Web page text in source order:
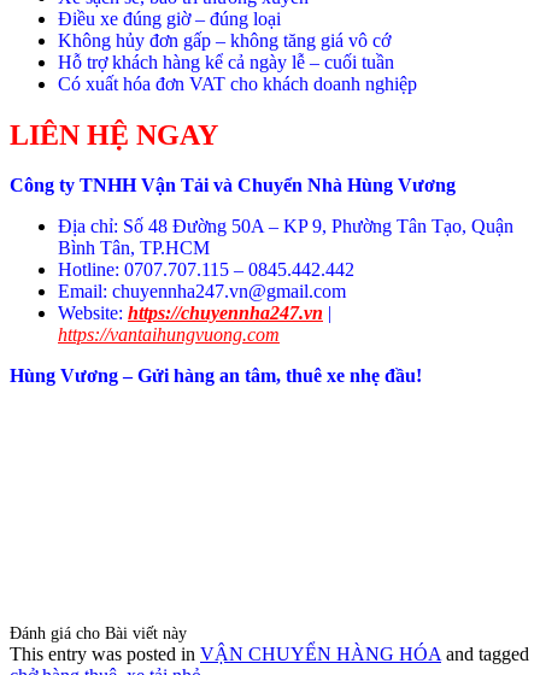
Điều xe đúng giờ – đúng loại
Không hủy đơn gấp – không tăng giá vô cớ
Hỗ trợ khách hàng kể cả ngày lễ – cuối tuần
Có xuất hóa đơn VAT cho khách doanh nghiệp
LIÊN HỆ NGAY
Công ty TNHH Vận Tải và Chuyển Nhà Hùng Vương
Địa chỉ: Số 48 Đường 50A – KP 9, Phường Tân Tạo, Quận
Bình Tân, TP.HCM
Hotline: 0707.707.115 – 0845.442.442
Email: chuyennha247.vn@gmail.com
Website: https://chuyennha247.vn
https://vantaihungvuong.com
Hùng Vương – Gửi hàng an tâm, thuê xe nhẹ đầu!
Đánh giá cho Bài viết này
This entry was posted in VẬN CHUYỂN HÀNG HÓAand tagged